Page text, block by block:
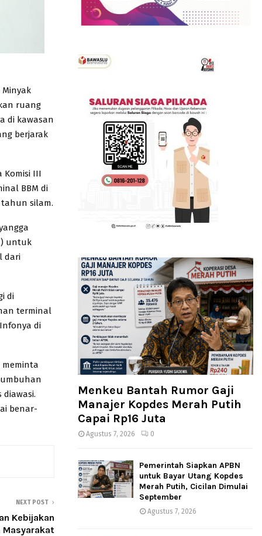
ruang
di kawasan
berjarak
Komisi III
BBM di
silam.
untuk
dari
di
terminal
di
meminta
benar-
NEXT POST
Kebijakan
Menkeu Bantah Rumor Gaji
Manajer Kopdes Merah Putih
Capai Rp16 Juta
Agustus 7, 2026 0
Pemerintah Siapkan APBN
untuk Bayar Utang Kopdes
Merah Putih, Cicilan Dimulai
September
Agustus 7, 2026